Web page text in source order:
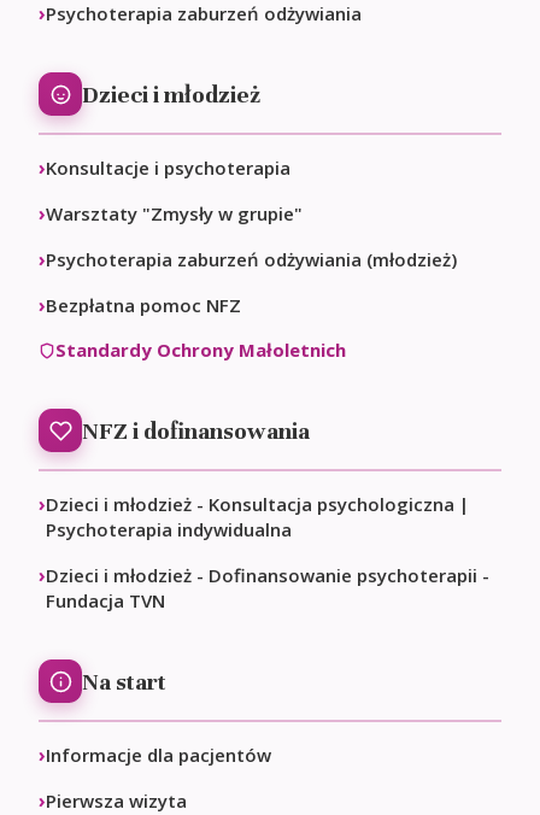
Psychoterapia zaburzeń odżywiania
Dzieci i młodzież
Konsultacje i psychoterapia
Warsztaty "Zmysły w grupie"
Psychoterapia zaburzeń odżywiania (młodzież)
Bezpłatna pomoc NFZ
Standardy Ochrony Małoletnich
NFZ i dofinansowania
Dzieci i młodzież - Konsultacja psychologiczna |
Psychoterapia indywidualna
Dzieci i młodzież - Dofinansowanie psychoterapii -
Fundacja TVN
Na start
Informacje dla pacjentów
Pierwsza wizyta